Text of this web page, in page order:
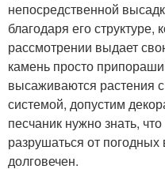
Клумбы с камнями
Растения для клумб
непосредственной
благодаря его
рассмотрении выдает
камень просто
высаживаются растения
системой, допустим
песчаник нужно знать,
разрушаться от погодных
долговечен.